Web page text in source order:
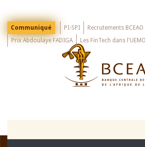
mainMenu
Top
Communiqué PI-SPI Recrutements BCEAO
Prix Abdoulaye FADIGA
Les FinTech dans